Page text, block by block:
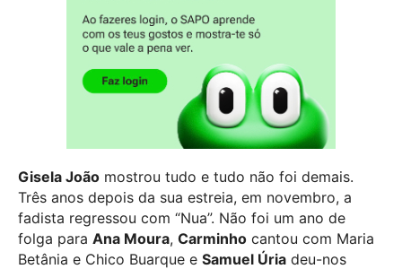
Gisela João mostrou tudo e tudo não foi demais.
Três anos depois da sua estreia, em novembro, a
fadista regressou com “Nua”. Não foi um ano de
folga para Ana Moura, Carminho cantou com Maria
Betânia e Chico Buarque e Samuel Úria deu-nos